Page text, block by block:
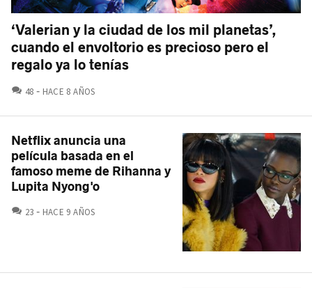
‘Valerian y la ciudad de los mil planetas’,
cuando el envoltorio es precioso pero el
regalo ya lo tenías
48 COMENTARIOS
HACE 8 AÑOS
Netflix anuncia una
película basada en el
famoso meme de Rihanna y
Lupita Nyong'o
23 COMENTARIOS
HACE 9 AÑOS